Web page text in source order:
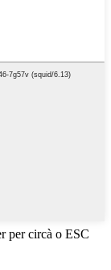
per circà o ESC